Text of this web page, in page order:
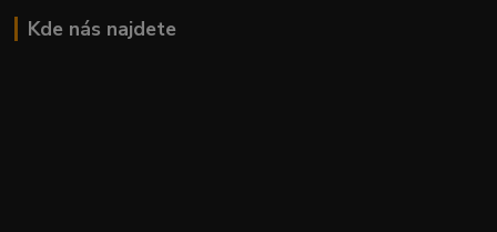
Kde nás najdete